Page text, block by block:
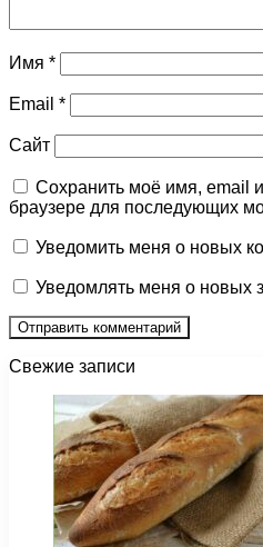
Имя *
Email *
Сайт
Сохранить моё имя, email
браузере для последующих
Уведомить меня о новых
Уведомлять меня о новых
Свежие записи